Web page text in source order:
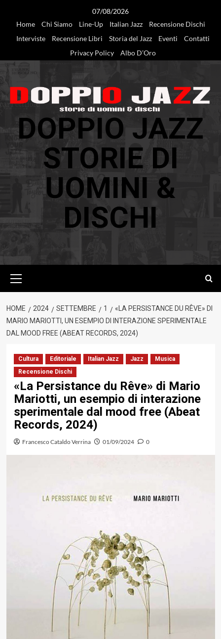
07/08/2026
Home
Chi Siamo Line-Up Italian Jazz
Recensione Dischi
Interviste
Recensione Libri Storia del Jazz Eventi
Contatti
Privacy Policy
Albo D’Oro
DOPPIO JAZZ
STORIE DI
UOMINI &
DISCHI
principale
HOME 2024 SETTEMBRE 1
«LA PERSISTANCE DU RÊVE» DI
MARIO MARIOTTI, UN ESEMPIO DI INTERAZIONE SPERIMENTALE
DAL MOOD FREE (ABEAT RECORDS, 2024)
Cultura Editoriale Italian Jazz Jazz
Musica
Recensione Dischi
«La Persistance du Rêve» di Mario
Mariotti, un esempio di interazione
sperimentale dal mood free (Abeat
Records, 2024)
Francesco Cataldo Verrina 01/09/2024 0